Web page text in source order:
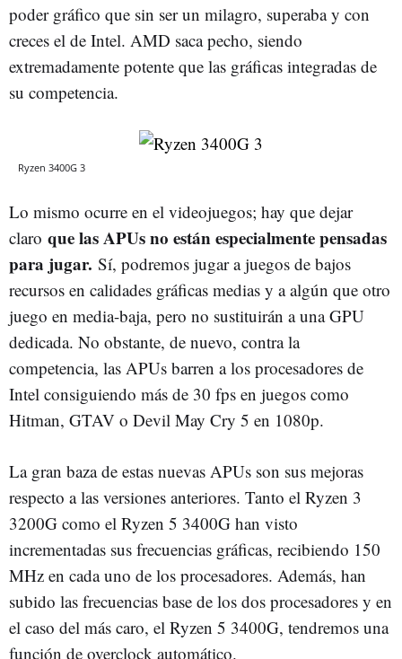
poder gráfico que sin ser un milagro, superaba y con
creces el de Intel. AMD saca pecho, siendo
extremadamente potente que las gráficas integradas de
su competencia.
Ryzen 3400G 3
Lo mismo ocurre en el videojuegos; hay que dejar
claro que las APUs no están especialmente pensadas
para jugar. Sí, podremos jugar a juegos de bajos
recursos en calidades gráficas medias y a algún que otro
juego en media-baja, pero no sustituirán a una GPU
dedicada. No obstante, de nuevo, contra la
competencia, las APUs barren a los procesadores de
Intel consiguiendo más de 30 fps en juegos como
Hitman, GTAV o Devil May Cry 5 en 1080p.
La gran baza de estas nuevas APUs son sus mejoras
respecto a las versiones anteriores. Tanto el Ryzen 3
3200G como el Ryzen 5 3400G han visto
incrementadas sus frecuencias gráficas, recibiendo 150
MHz en cada uno de los procesadores. Además, han
subido las frecuencias base de los dos procesadores y en
el caso del más caro, el Ryzen 5 3400G, tendremos una
función de overclock automático.